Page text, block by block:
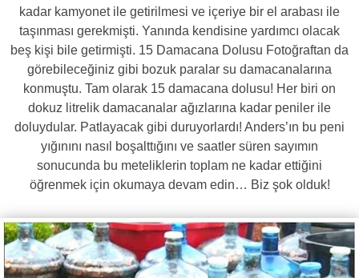
kadar kamyonet ile getirilmesi ve içeriye bir el arabası ile
taşınması gerekmişti. Yanında kendisine yardımcı olacak
beş kişi bile getirmişti. 15 Damacana Dolusu Fotoğraftan da
görebileceğiniz gibi bozuk paralar su damacanalarına
konmuştu. Tam olarak 15 damacana dolusu! Her biri on
dokuz litrelik damacanalar ağızlarına kadar peniler ile
doluydular. Patlayacak gibi duruyorlardı! Anders’ın bu peni
yığınını nasıl boşalttığını ve saatler süren sayımın
sonucunda bu meteliklerin toplam ne kadar ettiğini
öğrenmek için okumaya devam edin… Biz şok olduk!